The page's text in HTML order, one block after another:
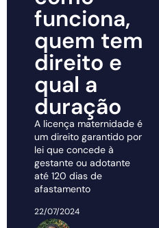
funciona,
quem tem
direito e
qual a
duração
A licença maternidade é
um direito garantido por
lei que concede à
gestante ou adotante
até 120 dias de
afastamento
22/07/2024